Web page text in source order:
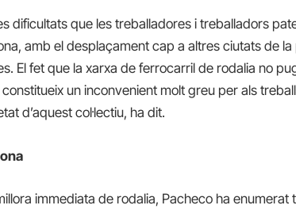
dificultats que les treballadores i treballadors
amb el desplaçament cap a altres ciutats de
El fet que la xarxa de ferrocarril de rodalia no
un inconvenient molt greu per als
d’aquest col·lectiu, ha dit.
immediata de rodalia, Pacheco ha enumerat